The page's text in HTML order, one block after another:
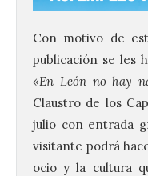
Con motivo de
publicación se les
«En León no hay
Claustro de los
julio con entrada
visitante podrá
ocio y la cultura